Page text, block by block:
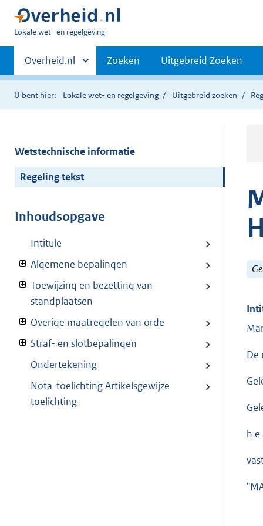
U
hier:
Lokale wet- en regelgeving
Primaire
navigatie
Andere
sites
binnen
Overheid.nl Zoeken Uitgebreid Zoeken
U bent hier: Lokale wet- en regelgeving Uitgebreid zoeken
Wetstechnische informatie
Regeling tekst
Inhoudsopgave
Intitule
Alqemene bepalinqen
Toewijzinq en bezettinq van
standplaatsen
Overiqe maatreqelen van orde
Straf- en slotbepalinqen
Ondertekening
Nota-toelichting Artikelsgewijze
toelichting
De
h e